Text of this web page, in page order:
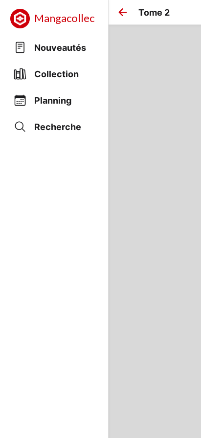
Mangacollec
Nouveautés
Collection
Planning
Recherche
Tome 2